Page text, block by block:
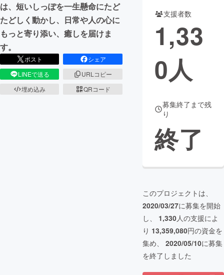
は、短いしっぽを一生懸命にたど
たどしく動かし、日常や人の心に
もっと寄り添い、癒しを届けま
す。
ポスト
シェア
LINEで送る
URLコピー
埋め込み
QRコード
支援者数
1,33
0人
募集終了まで残
り
終了
このプロジェクトは、
2020/03/27に募集を開始
し、 1,330人の支援によ
り 13,359,080円の資金を
集め、 2020/05/10に募集
を終了しました